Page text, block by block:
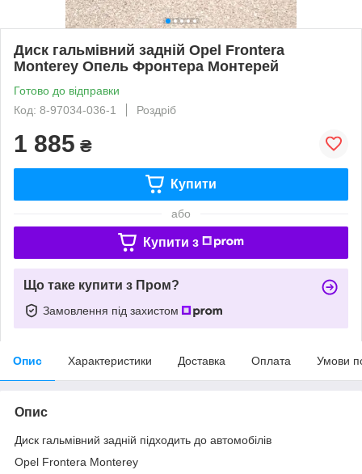
Диск гальмівний задній Opel Frontera
Monterey Опель Фронтера Монтерей
Готово до відправки
Код: 8-97034-036-1
Роздріб
1 885 ₴
Купити
або
Купити з
Що таке купити з Пром?
Замовлення під захистом
Опис Характеристики Доставка Оплата Умови
Опис
Диск гальмівний задній підходить до автомобілів
Opel Frontera Monterey